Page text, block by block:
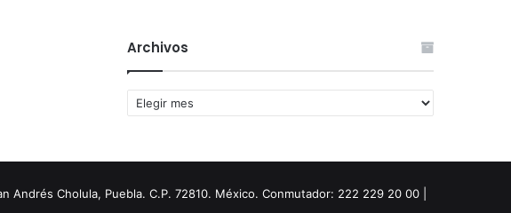
Archivos
Archivos
Cholula, Puebla. C.P. 72810. México. Conmutador: 222 229 20 00 |